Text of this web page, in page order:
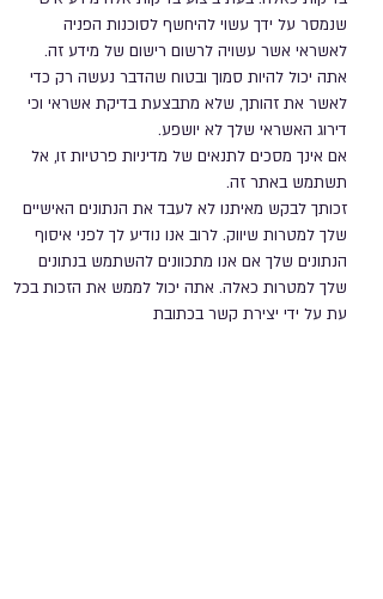
שנמסר על ידך עשוי להיחשף לסוכנות הפניה
לאשראי אשר עשויה לרשום רישום של מידע זה.
אתה יכול להיות סמוך ובטוח שהדבר נעשה רק כדי
לאשר את זהותך, שלא מתבצעת בדיקת אשראי וכי
דירוג האשראי שלך לא יושפע.
אם אינך מסכים לתנאים של מדיניות פרטיות זו, אל
תשתמש באתר זה.
זכותך לבקש מאיתנו לא לעבד את הנתונים האישיים
שלך למטרות שיווק. לרוב אנו נודיע לך לפני איסוף
הנתונים שלך אם אנו מתכוונים להשתמש בנתונים
שלך למטרות כאלה. אתה יכול לממש את הזכות בכל
עת על ידי יצירת קשר בכתובת